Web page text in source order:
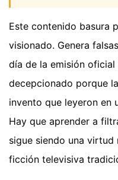
Este contenido basura
visionado. Genera
día de la emisión
decepcionado porque
invento que leyeron en
Hay que aprender a
sigue siendo una
ficción televisiva